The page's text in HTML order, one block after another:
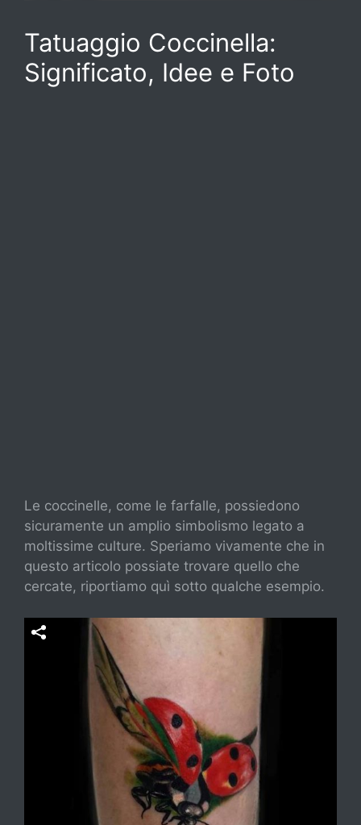
Tatuaggio Coccinella:
Significato, Idee e Foto
Le coccinelle, come le farfalle, possiedono
sicuramente un amplio simbolismo legato a
moltissime culture. Speriamo vivamente che in
questo articolo possiate trovare quello che
cercate, riportiamo quì sotto qualche esempio.